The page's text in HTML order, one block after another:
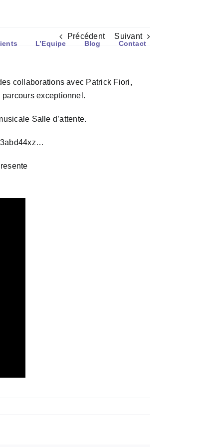
L’Equipe Blog Contact
Précédent Suivant
collaborations avec Patrick Fiori,
exceptionnel.
Salle d’attente.